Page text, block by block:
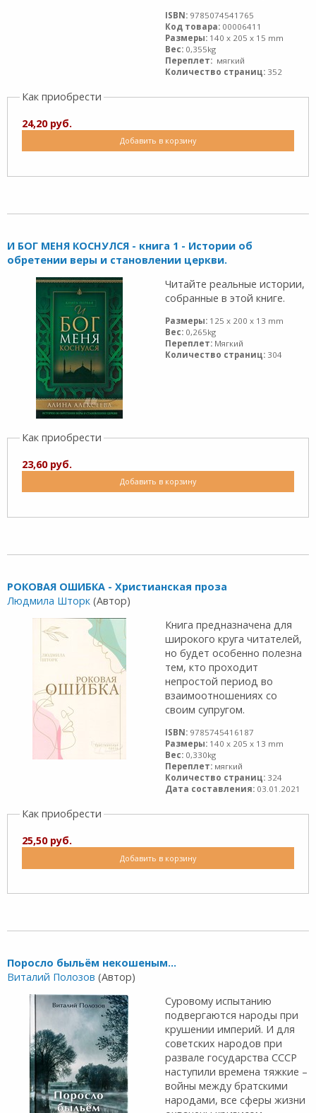
ISBN: 9785074541765
Код товара: 00006411
Размеры: 140 x 205 x 15 mm
Вес: 0,355kg
Переплет: мягкий
Количество страниц: 352
Как приобрести
24,20 руб.
Добавить в корзину
И БОГ МЕНЯ КОСНУЛСЯ - книга 1 - Истории об
обретении веры и становлении церкви.
Читайте реальные истории,
собранные в этой книге.
Размеры: 125 x 200 x 13 mm
Вес: 0,265kg
Переплет: Мягкий
Количество страниц: 304
Как приобрести
23,60 руб.
Добавить в корзину
РОКОВАЯ ОШИБКА - Христианская проза
Людмила Шторк (Автор)
Книга предназначена для
широкого круга читателей,
но будет особенно полезна
тем, кто проходит
непростой период во
взаимоотношениях со
своим супругом.
ISBN: 9785745416187
Размеры: 140 x 205 x 13 mm
Вес: 0,330kg
Переплет: мягкий
Количество страниц: 324
Дата составления: 03.01.2021
Как приобрести
25,50 руб.
Добавить в корзину
Поросло быльём некошеным...
Виталий Полозов (Автор)
Суровому испытанию
подвергаются народы при
крушении империй. И для
советских народов при
развале государства СССР
наступили времена тяжкие –
войны между братскими
народами, все сферы жизни